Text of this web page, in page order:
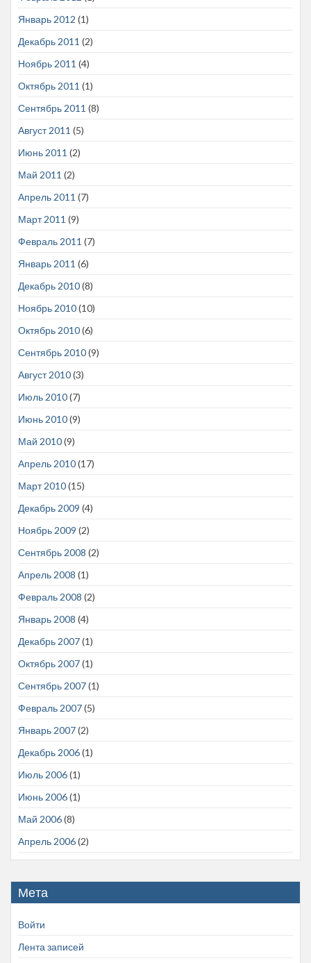
Январь 2012 (1)
Декабрь 2011 (2)
Ноябрь 2011 (4)
Октябрь 2011 (1)
Сентябрь 2011 (8)
Август 2011 (5)
Июнь 2011 (2)
Май 2011 (2)
Апрель 2011 (7)
Март 2011 (9)
Февраль 2011 (7)
Январь 2011 (6)
Декабрь 2010(8)
Ноябрь 2010(10)
Октябрь 2010(6)
Сентябрь 2010(9)
Август 2010(3)
Июль 2010(7)
Июнь 2010(9)
Май 2010(9)
Апрель 2010(17)
Март 2010(15)
Декабрь 2009 (4)
Ноябрь 2009 (2)
Сентябрь 2008 (2)
Апрель 2008 (1)
Февраль 2008 (2)
Январь 2008 (4)
Декабрь 2007(1)
Октябрь 2007(1)
Сентябрь 2007(1)
Февраль 2007(5)
Январь 2007(2)
Декабрь 2006(1)
Июль 2006(1)
Июнь 2006(1)
Май 2006(8)
Апрель 2006(2)
Мета
Войти
Лента записей